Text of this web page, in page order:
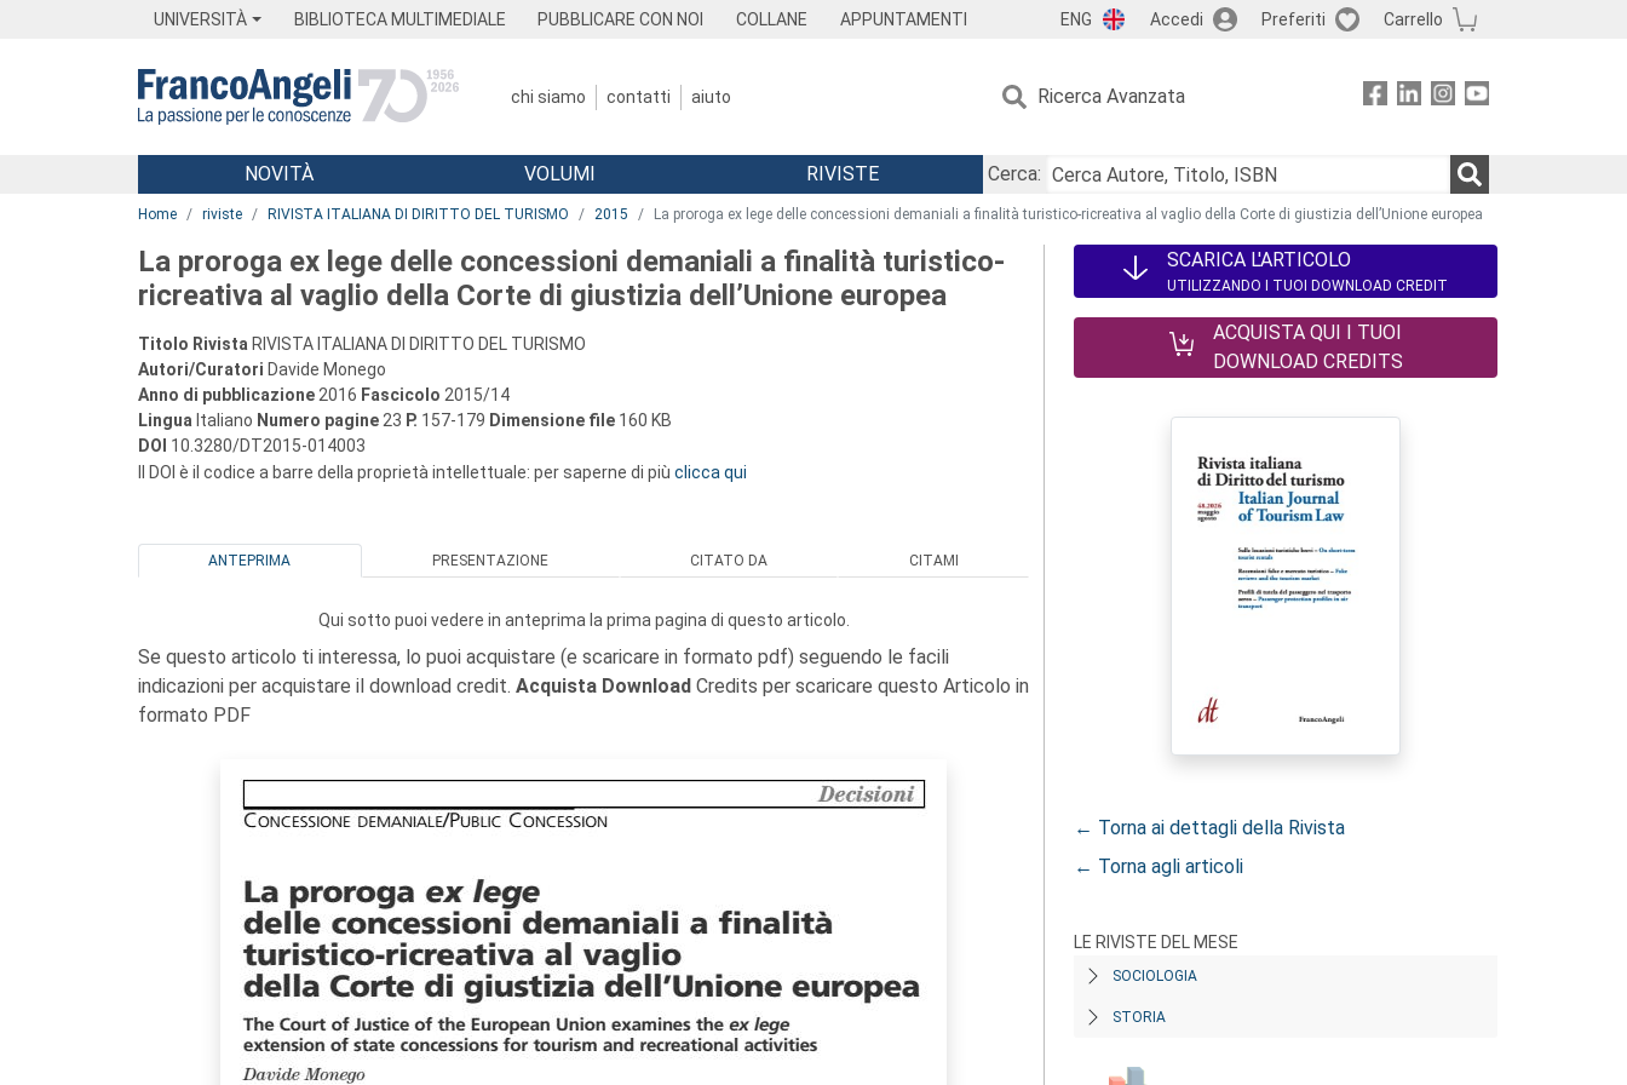
UNIVERSITÀ BIBLIOTECA MULTIMEDIALE PUBBLICARE CON NOI COLLANE APPUNTAMENTI ENG Accedi Preferiti Carrello
chi siamo contatti aiuto Ricerca Avanzata
Menu
NOVITÀ VOLUMI RIVISTE
Cerca:
Home riviste RIVISTA ITALIANA DI DIRITTO DEL TURISMO 2015 La proroga ex lege delle concessioni demaniali a finalità turistico-ricreativa al vaglio della Corte di giustizia dell’Unione europea
La proroga ex lege delle concessioni demaniali a finalità turistico-
ricreativa al vaglio della Corte di giustizia dell’Unione europea
Titolo Rivista RIVISTA ITALIANA DI DIRITTO DEL TURISMO
Autori/Curatori Davide Monego
Anno di pubblicazione 2016 Fascicolo 2015/14
Lingua Italiano Numero pagine 23 P. 157-179 Dimensione file 160 KB
DOI 10.3280/DT2015-014003
Il DOI è il codice a barre della proprietà intellettuale: per saperne di più clicca qui
ANTEPRIMA PRESENTAZIONE CITATO DA CITAMI
Qui sotto puoi vedere in anteprima la prima pagina di questo articolo.
Se questo articolo ti interessa, lo puoi acquistare (e scaricare in formato pdf) seguendo le facili
indicazioni per acquistare il download credit. Acquista Download Credits per scaricare questo Articolo in
formato PDF
SCARICA L'ARTICOLO
UTILIZZANDO I TUOI DOWNLOAD CREDIT
ACQUISTA QUI I TUOI
DOWNLOAD CREDITS
← Torna ai dettagli della Rivista
← Torna agli articoli
LE RIVISTE DEL MESE
SOCIOLOGIA
STORIA